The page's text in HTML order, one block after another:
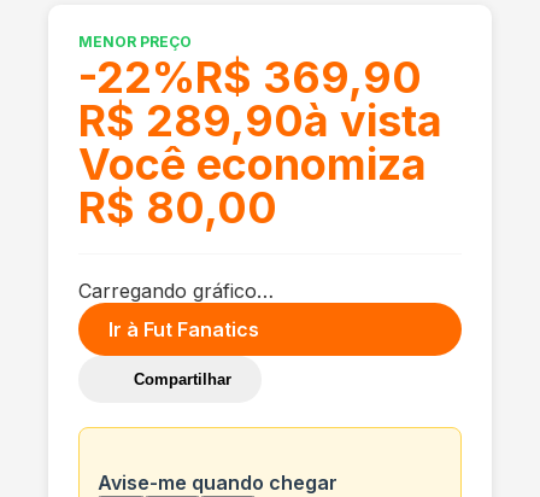
MENOR PREÇO
-22%R$ 369,90
R$ 289,90à vista
Você economiza
R$ 80,00
Carregando gráfico…
Ir à Fut Fanatics
Compartilhar
Avise-me quando chegar